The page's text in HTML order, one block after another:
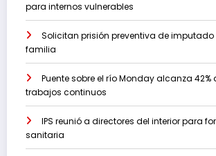
para internos vulnerables
Solicitan prisión preventiva de imputado
familia
Puente sobre el río Monday alcanza
trabajos continuos
IPS reunió a directores del interior para
sanitaria